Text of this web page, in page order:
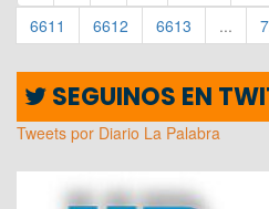
6611
6612 6613 ...
SEGUINOS EN
Tweets por Diario La Palabra